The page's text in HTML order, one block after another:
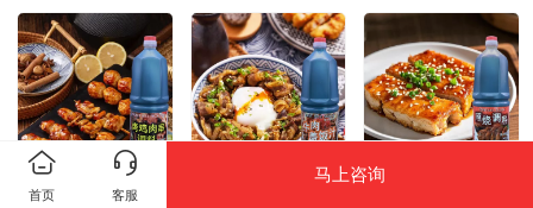
烤鸡肉串调料
首页 客服
马上咨询